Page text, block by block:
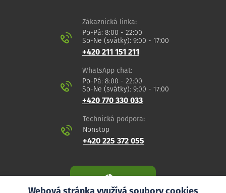
Zákaznická linka:
Po-Pá: 8:00 - 22:00
So-Ne (svátky): 9:00 - 17:00
+420 211 151 211
WhatsApp chat:
Po-Pá: 8:00 - 22:00
So-Ne (svátky): 9:00 - 17:00
+420 770 330 033
Technická podpora:
Nonstop
+420 225 372 055